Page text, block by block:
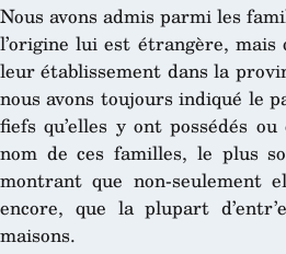
Nous avons admis parmi les
l’origine lui est étrangère,
leur établissement dans la
nous avons toujours indiqué le
fiefs qu’elles y ont possédés
nom de ces familles, le plus
montrant que non-seulement
encore, que la plupart
maisons.